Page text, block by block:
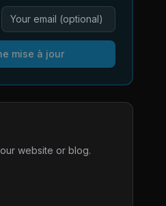
mise à jour
website or blog.